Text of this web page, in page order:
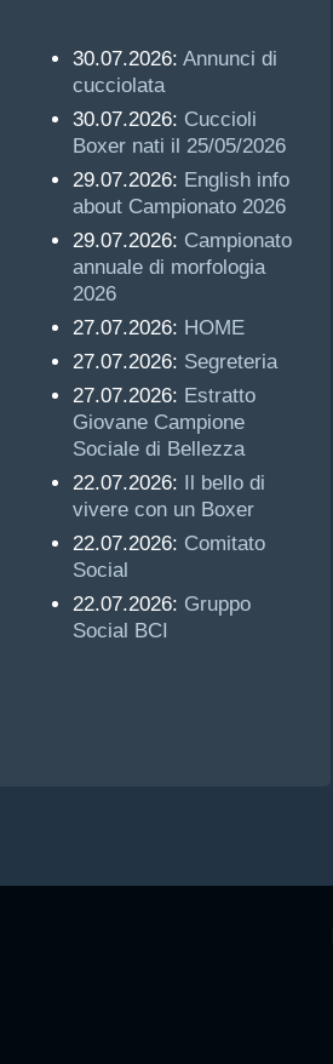
30.07.2026: Annunci di
cucciolata
30.07.2026: Cuccioli
Boxer nati il 25/05/2026
29.07.2026: English info
about Campionato 2026
29.07.2026: Campionato
annuale di morfologia
2026
27.07.2026: HOME
27.07.2026: Segreteria
27.07.2026: Estratto
Giovane Campione
Sociale di Bellezza
22.07.2026: Il bello di
vivere con un Boxer
22.07.2026: Comitato
Social
22.07.2026: Gruppo
Social BCI